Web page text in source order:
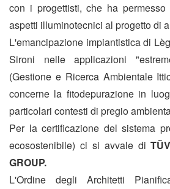
con i progettisti, che ha
aspetti illuminotecnici al progetto di
L'emancipazione impiantistica di
Sironi nelle applicazioni
(Gestione e Ricerca Ambientale
concerne la fitodepurazione in
particolari contesti di pregio
Per la certificazione del sistema
ecosostenibile) ci si avvale di
GROUP.
L'Ordine degli Architetti